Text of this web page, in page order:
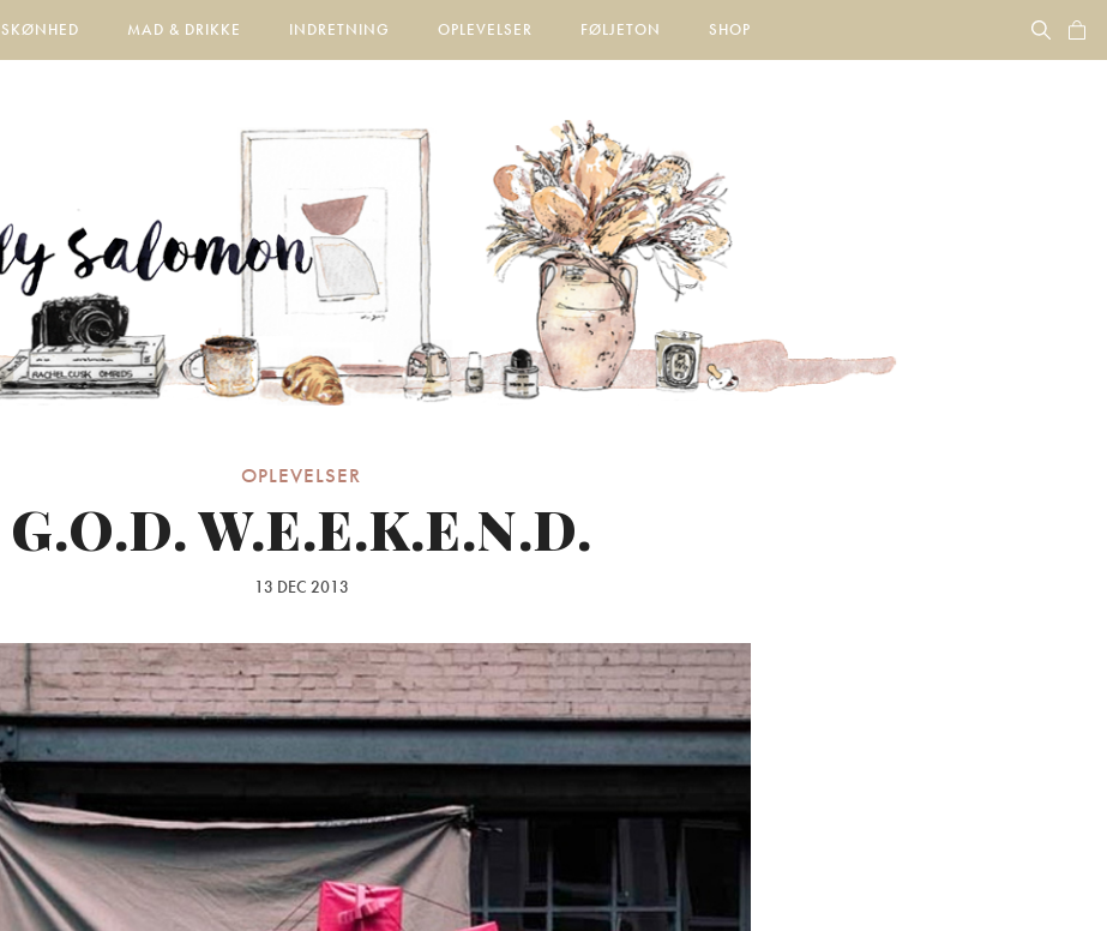
SKØNHED MAD & DRIKKE INDRETNING OPLEVELSER FØLJETON SHOP
OPLEVELSER
G.O.D. W.E.E.K.E.N.D.
13 DEC 2013